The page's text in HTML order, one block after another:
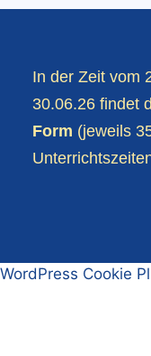
In der Zeit vom
30.06.26 findet
Form (jeweils
WordPress Cookie